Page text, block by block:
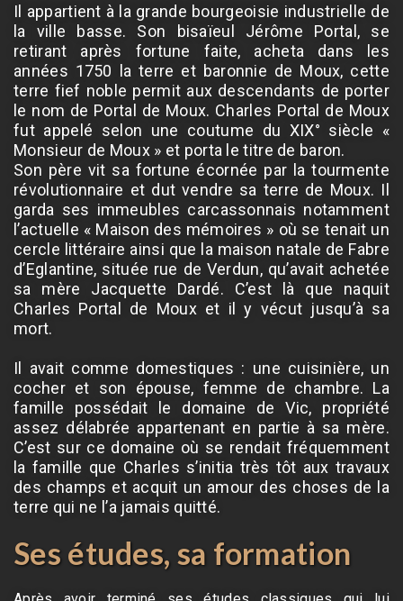
Il appartient à la grande bourgeoisie industrielle de
la ville basse. Son bisaïeul Jérôme Portal, se
retirant après fortune faite, acheta dans les
années 1750 la terre et baronnie de Moux, cette
terre fief noble permit aux descendants de porter
le nom de Portal de Moux. Charles Portal de Moux
fut appelé selon une coutume du XIX° siècle «
Monsieur de Moux » et porta le titre de baron.
Son père vit sa fortune écornée par la tourmente
révolutionnaire et dut vendre sa terre de Moux. Il
garda ses immeubles carcassonnais notamment
l’actuelle « Maison des mémoires » où se tenait un
cercle littéraire ainsi que la maison natale de Fabre
d’Eglantine, située rue de Verdun, qu’avait achetée
sa mère Jacquette Dardé. C’est là que naquit
Charles Portal de Moux et il y vécut jusqu’à sa
mort.
Il avait comme domestiques : une cuisinière, un
cocher et son épouse, femme de chambre. La
famille possédait le domaine de Vic, propriété
assez délabrée appartenant en partie à sa mère.
C’est sur ce domaine où se rendait fréquemment
la famille que Charles s’initia très tôt aux travaux
des champs et acquit un amour des choses de la
terre qui ne l’a jamais quitté.
Ses études, sa formation